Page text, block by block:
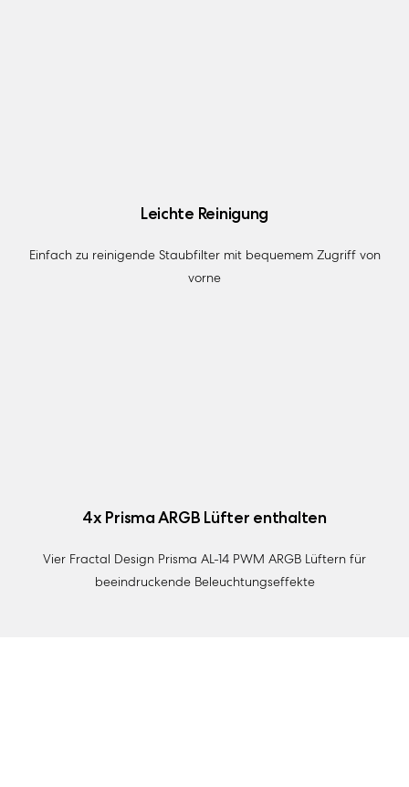
Leichte Reinigung
Einfach zu reinigende Staubfilter mit bequemem Zugriff von
vorne
4x Prisma ARGB Lüfter enthalten
Vier Fractal Design Prisma AL-14 PWM ARGB Lüftern für
beeindruckende Beleuchtungseffekte